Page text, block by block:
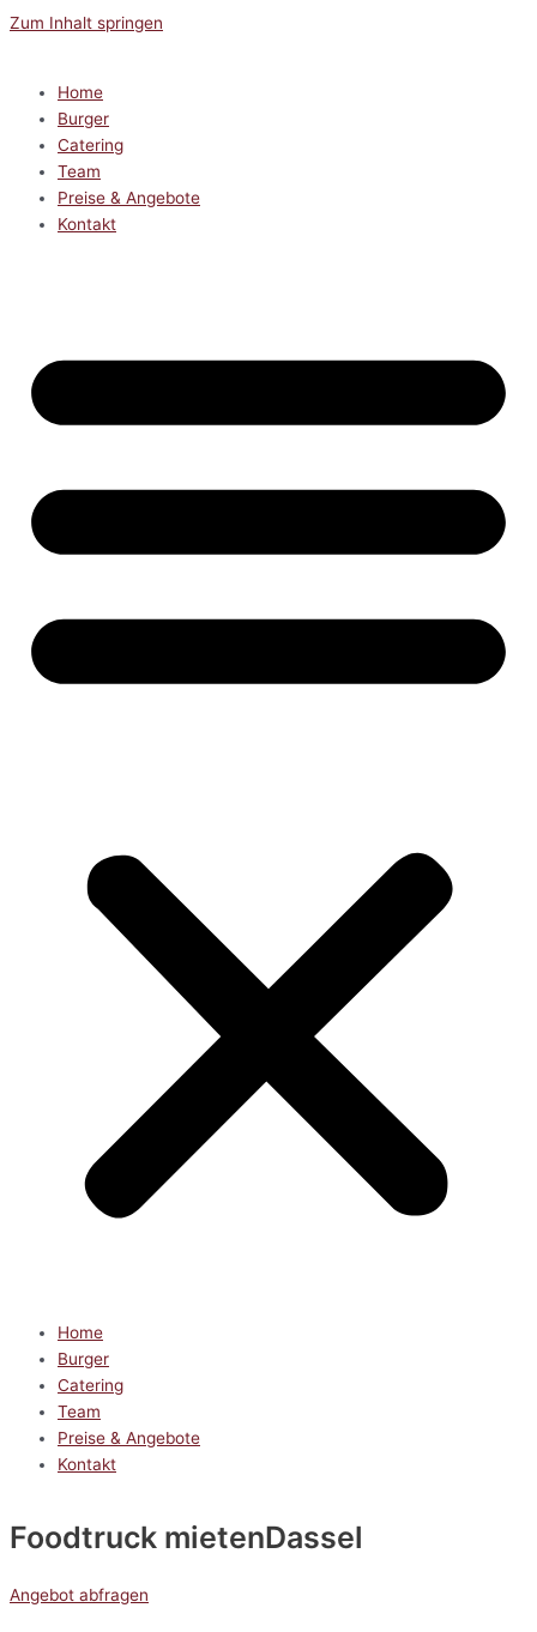
Zum Inhalt springen
Home
Burger
Catering
Team
Preise & Angebote
Kontakt
Home
Burger
Catering
Team
Preise & Angebote
Kontakt
Foodtruck mietenDassel
Angebot abfragen